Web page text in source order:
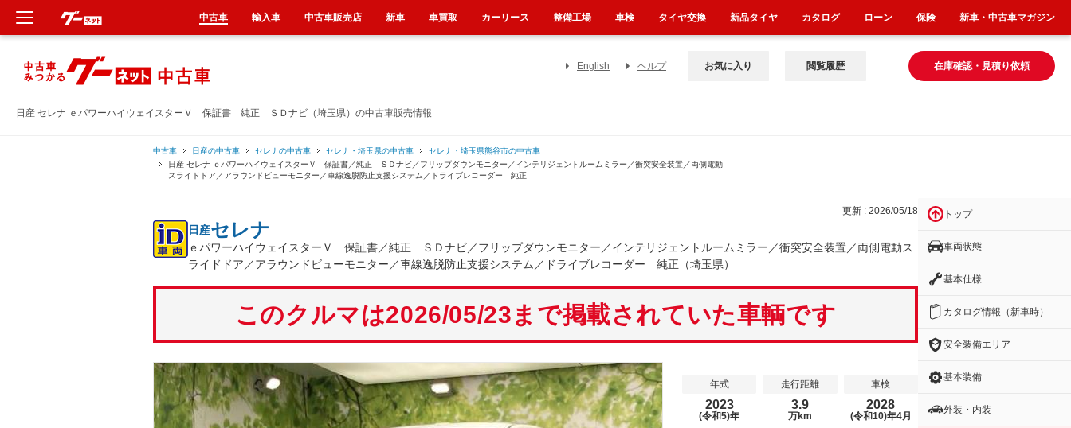
日産 セレナ ｅパワーハイウェイスターＶ 保証書 純正 ＳＤナビ（埼玉県）の中古車販売情報
English ヘルプ 在庫確認・見積り依頼
お気に入り 閲覧履歴
中古車 日産の中古車 セレナの中古車 セレナ・埼玉県の中古車
セレナ・埼玉県熊谷市の中古車
日産 セレナ ｅパワーハイウェイスターＶ 保証書／純正 ＳＤナビ／フリップダウンモニター／インテリジェントルームミラー／衝突安全装置／両側電動
スライドドア／アラウンドビューモニター／車線逸脱防止支援システム／ドライブレコーダー 純正
更新 : 2026/05/18
日産セレナ
ｅパワーハイウェイスターＶ 保証書／純正 ＳＤナビ／フリップダウンモニター／インテリジェントルームミラー／衝突安全装置／両側電動ス
ライドドア／アラウンドビューモニター／車線逸脱防止支援システム／ドライブレコーダー 純正（埼玉県）
このクルマは2026/05/23まで掲載されていた車輌です
年式
2023
(令和5)年
走行距離
3.9
万km
車検
2028
(令和10)年4月
トップ
車両状態
基本仕様
カタログ情報（新車時）
安全装備エリア
基本装備
外装・内装
中古車 輸入車 中古車販売店 新車 車買取 カーリース 整備工場 車検 タイヤ交換 新品タイヤ カタログ ローン 保険 新車・中古車マガジン
新車
中古車